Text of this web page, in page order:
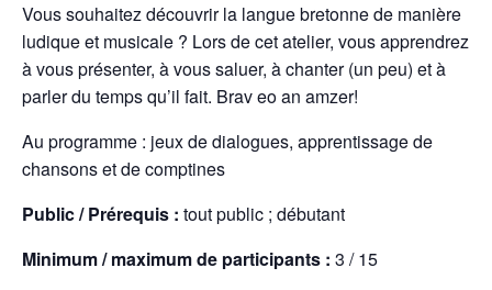
Vous souhaitez découvrir la langue bretonne de manière
ludique et musicale ? Lors de cet atelier, vous apprendrez
à vous présenter, à vous saluer, à chanter (un peu) et à
parler du temps qu’il fait. Brav eo an amzer!
Au programme : jeux de dialogues, apprentissage de
chansons et de comptines
Public / Prérequis : tout public ; débutant
Minimum / maximum de participants : 3 / 15